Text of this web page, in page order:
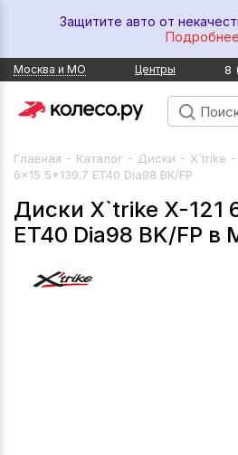
Защитите авто от
Подробнее
Москва и МО Центры 8
Главная - Каталог - Диски - X`trike -
6x15 5*139.7 ET40 Dia98 BK/FP
Диски X`trike X-121
ET40 Dia98 BK/FP в